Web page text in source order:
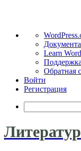
WordPress
Learn
Поддержка
Обратная
Войти
Регистрация